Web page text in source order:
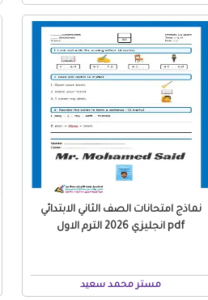
نماذج امتحانات الصف الثاني الابتدائي
pdf انجليزي 2026 الترم الاول
مستر محمد سعيد